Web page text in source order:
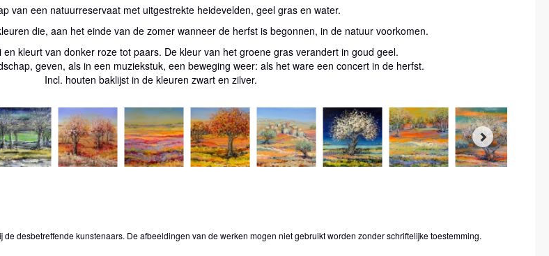
van een natuurreservaat met uitgestrekte heidevelden, geel gras en water.
die, aan het einde van de zomer wanneer de herfst is begonnen, in de natuur voorkomen.
en kleurt van donker roze tot paars. De kleur van het groene gras verandert in goud geel.
geven, als in een muziekstuk, een beweging weer: als het ware een concert in de herfst.
Incl. houten baklijst in de kleuren zwart en zilver.
desbetreffende kunstenaars. De afbeeldingen van de werken mogen niet gebruikt worden zonder schriftelijke toestemming.